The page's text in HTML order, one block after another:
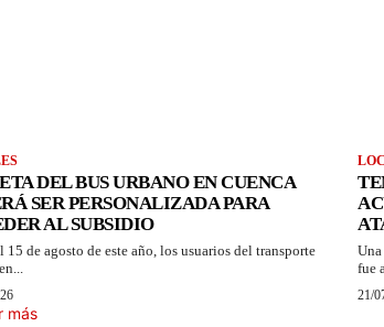
DEL BUS URBANO EN CUENCA
SER PERSONALIZADA PARA
AL SUBSIDIO
15 de agosto de este año, los usuarios del transporte
fue
21/
más